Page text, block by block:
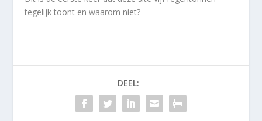
tegelijk toont en waarom niet?
DEEL: